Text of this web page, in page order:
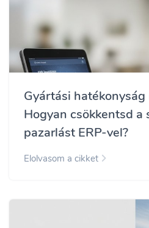
Gyártási
Hogyan csökkentsd a
pazarlást ERP-vel?
Elolvasom a cikket